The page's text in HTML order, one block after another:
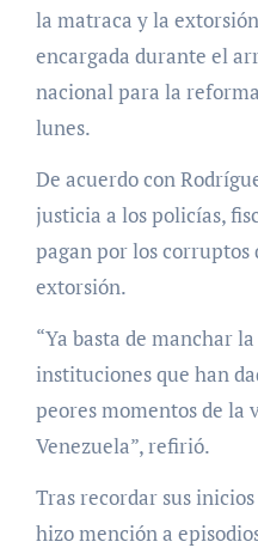
la matraca y la
encargada durante el
nacional para la
lunes.
De acuerdo con
justicia a los policías,
pagan por los corruptos
extorsión.
“Ya basta de manchar
instituciones que han
peores momentos de
Venezuela”, refirió.
Tras recordar sus
hizo mención a